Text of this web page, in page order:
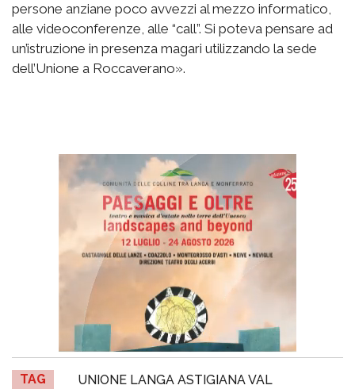
persone anziane poco avvezzi al mezzo informatico,
alle videoconferenze, alle “call”. Si poteva pensare ad
un’istruzione in presenza magari utilizzando la sede
dell’Unione a Roccaverano».
TAG
UNIONE LANGA ASTIGIANA VAL